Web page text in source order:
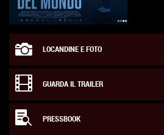
LOCANDINE E FOTO
GUARDA IL TRAILER
PRESSBOOK